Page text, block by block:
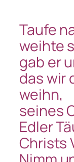
Taufe
weihte
gab er
das wir
weihn,
seines
Edler
Christs